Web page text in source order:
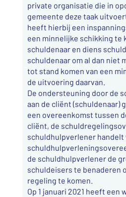
private organisatie die in
gemeente deze taak
heeft hierbij een
een minnelijke schikking te
schuldenaar en diens
schuldenaar om al dan niet
tot stand komen van een
de uitvoering daarvan.
De ondersteuning door de
aan de cliënt (schuldenaar)
een overeenkomst tussen
cliënt, de
schuldhulpverlener
de schuldhulpverlener de
schuldeisers te benaderen
regeling te komen.
Op 1 januari 2021 heeft een